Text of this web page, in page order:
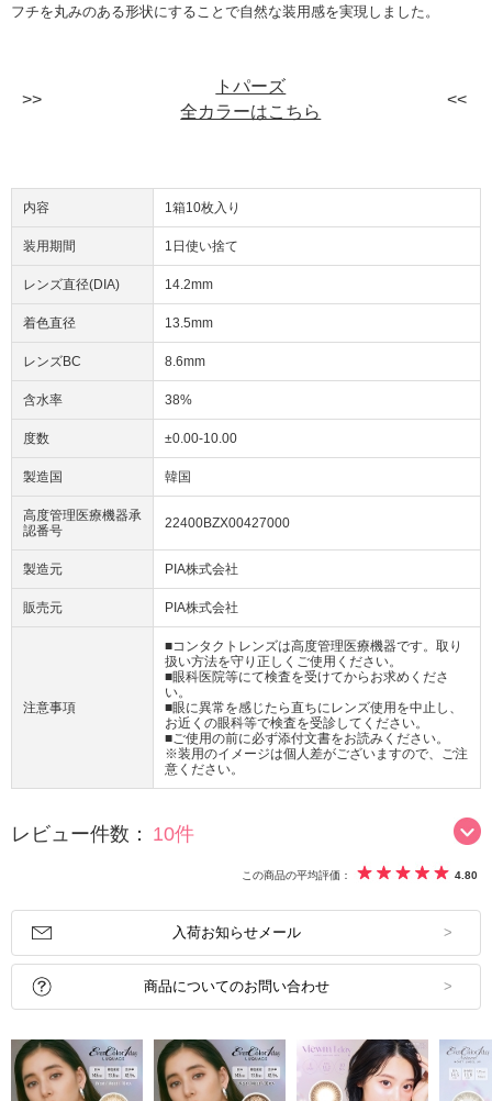
フチを丸みのある形状にすることで自然な装用感を実現しました。
トパーズ
全カラーはこちら
内容 1箱10枚入り
装用期間 1日使い捨て
レンズ直径(DIA) 14.2mm
着色直径 13.5mm
レンズBC 8.6mm
含水率 38%
度数 ±0.00-10.00
製造国 韓国
高度管理医療機器承
認番号
22400BZX00427000
製造元 PIA株式会社
販売元 PIA株式会社
注意事項
■コンタクトレンズは高度管理医療機器です。取り
扱い方法を守り正しくご使用ください。
■眼科医院等にて検査を受けてからお求めくださ
い。
■眼に異常を感じたら直ちにレンズ使用を中止し、
お近くの眼科等で検査を受診してください。
■ご使用の前に必ず添付文書をお読みください。
※装用のイメージは個人差がございますので、ご注
意ください。
レビュー件数： 10件
この商品の平均評価： 4.80
入荷お知らせメール
商品についてのお問い合わせ